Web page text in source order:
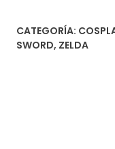
CATEGORÍA:
SWORD, ZELDA